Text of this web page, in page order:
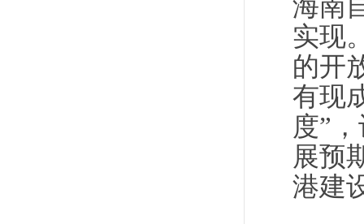
海南
实现
的开
有现
度”
展预
港建